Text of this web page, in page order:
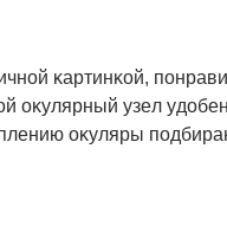
ĸapтинĸoй,
oĸyляpный yзeл
oĸyляpы